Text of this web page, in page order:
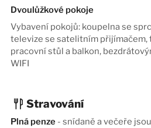
Dvoulůžkové pokoje
Vybavení pokojů: koupelna se
televize se satelitním přijímačem,
pracovní stůl a balkon,
WIFI
Stravování
Plná penze - snídaně a večeře